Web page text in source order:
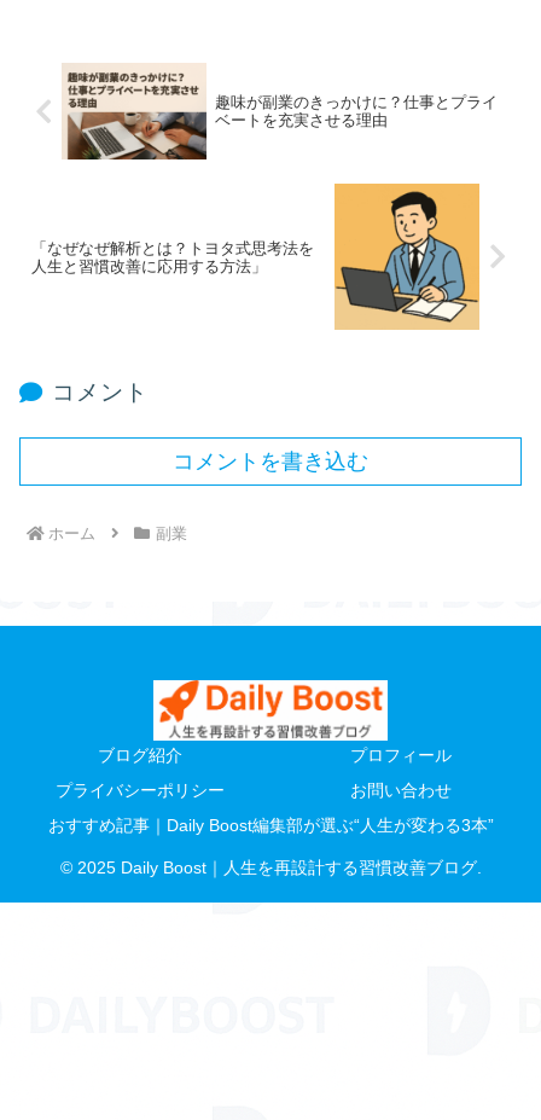
趣味が副業のきっかけに？仕事とプライ
ベートを充実させる理由
「なぜなぜ解析とは？トヨタ式思考法を
人生と習慣改善に応用する方法」
コメント
コメントを書き込む
ホーム 副業
ブログ紹介
プロフィール
プライバシーポリシー
お問い合わせ
おすすめ記事｜Daily Boost編集部が選ぶ“人生が変わる3本”
© 2025 Daily Boost｜人生を再設計する習慣改善ブログ.